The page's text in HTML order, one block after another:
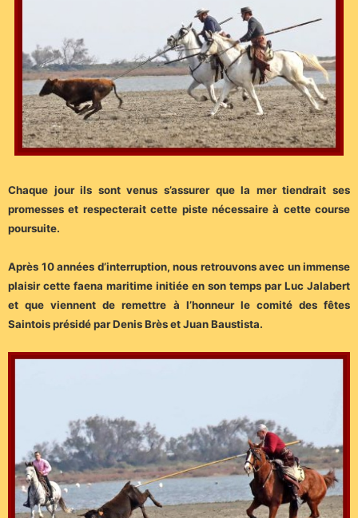
Chaque jour ils sont venus s’assurer que la mer tiendrait ses
promesses et respecterait cette piste nécessaire à cette course
poursuite.
Après 10 années d’interruption, nous retrouvons avec un immense
plaisir cette faena maritime initiée en son temps par Luc Jalabert
et que viennent de remettre à l’honneur le comité des fêtes
Saintois présidé par Denis Brès et Juan Baustista.